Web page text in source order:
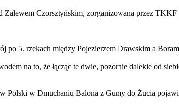
Zalewem Czorsztyńskim, zorganizowana przez
po 5. rzekach między Pojezierzem Drawskim a
na to, że łącząc te dwie, pozornie dalekie od
w Dmuchaniu Balona z Gumy do Żucia